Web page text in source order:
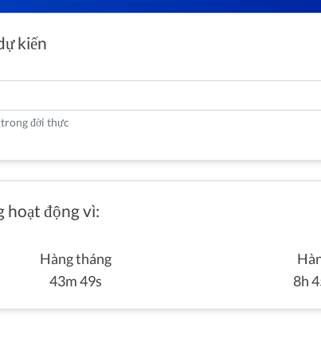
kiến
trong đời thực
hoạt động vì:
Hàng tháng
43m 49s
8h